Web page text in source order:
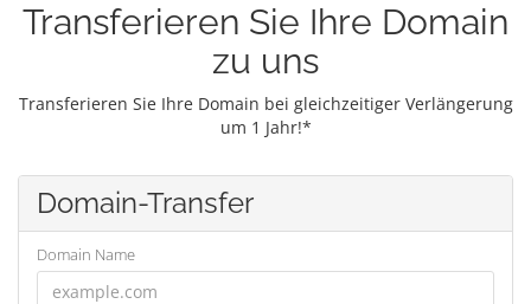
Transferieren Sie Ihre Domain
zu uns
Transferieren Sie Ihre Domain bei gleichzeitiger Verlängerung
um 1 Jahr!*
Domain-Transfer
Domain Name